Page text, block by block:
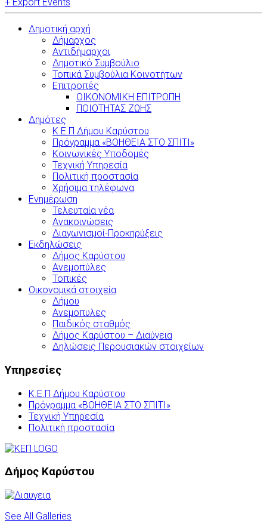
Δημοτική αρχή
Δήμαρχος
Αντιδήμαρχοι
Δημοτικό Συμβούλιο
Τοπικά Συμβούλια Κοινοτήτων
Επιτροπές
ΟΙΚΟΝΟΜΙΚΗ ΕΠΙΤΡΟΠΗ
ΠΟΙΟΤΗΤΑΣ ΖΩΗΣ
Δημότες
Κ.Ε.Π Δήμου Καρύστου
Πρόγραμμα «ΒΟΗΘΕΙΑ ΣΤΟ ΣΠΙΤΙ»
Κοινωνικές Υποδομές
Τεχνική Υπηρεσία
Πολιτική προστασία
Χρήσιμα τηλέφωνα
Ενημέρωση
Τελευταία νέα
Ανακοινώσεις
Διαγωνισμοί-Προκηρύξεις
Εκδηλώσεις
Δήμος Καρύστου
Ανεμοπύλες
Τοπικές
Οικονομικά στοιχεία
Δήμου
Ανεμοπυλες
Παιδικός σταθμός
Δήμος Καρύστου – Διαύγεια
Δηλώσεις Περουσιακών στοιχείων
Υπηρεσίες
Κ.Ε.Π Δήμου Καρύστου
Πρόγραμμα «ΒΟΗΘΕΙΑ ΣΤΟ ΣΠΙΤΙ»
Τεχνική Υπηρεσία
Πολιτική προστασία
Δήμος Καρύστου
See All Galleries